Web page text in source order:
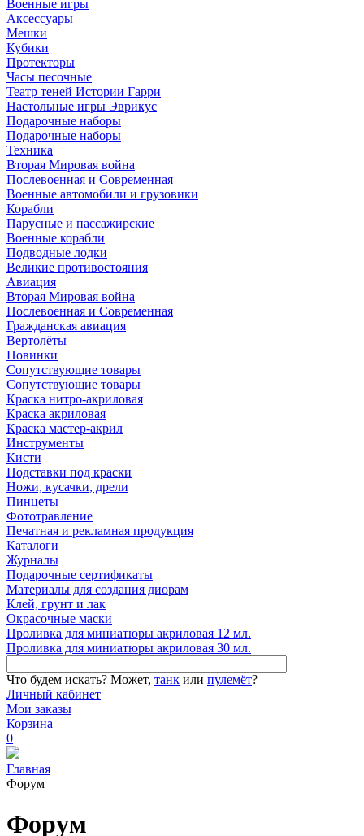
Военные игры
Аксессуары
Мешки
Кубики
Протекторы
Часы песочные
Театр теней Истории Гарри
Настольные игры Эврикус
Подарочные наборы
Подарочные наборы
Техника
Вторая Мировая война
Послевоенная и Современная
Военные автомобили и грузовики
Корабли
Парусные и пассажирские
Военные корабли
Подводные лодки
Великие противостояния
Авиация
Вторая Мировая война
Послевоенная и Современная
Гражданская авиация
Вертолёты
Новинки
Сопутствующие товары
Сопутствующие товары
Краска нитро-акриловая
Краска акриловая
Краска мастер-акрил
Инструменты
Кисти
Подставки под краски
Ножи, кусачки, дрели
Пинцеты
Фототравление
Печатная и рекламная продукция
Каталоги
Журналы
Подарочные сертификаты
Материалы для создания диорам
Клей, грунт и лак
Окрасочные маски
Проливка для миниатюры акриловая 12 мл.
Проливка для миниатюры акриловая 30 мл.
Что будем искать? Может, танк или пулемёт?
Личный кабинет
Мои заказы
Корзина
0
Главная
Форум
Форум